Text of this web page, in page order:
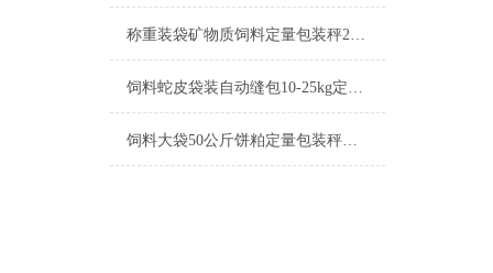
称重装袋矿物质饲料定量包装秤25-50kg厂家
饲料蛇皮袋装自动缝包10-25kg定量包装秤操作简单
饲料大袋50公斤饼粕定量包装秤生产厂家